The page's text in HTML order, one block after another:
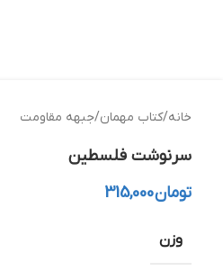
خانه/کتاب مهمان/جبهه مقاومت
سرنوشت فلسطین
315,000تومان
وزن